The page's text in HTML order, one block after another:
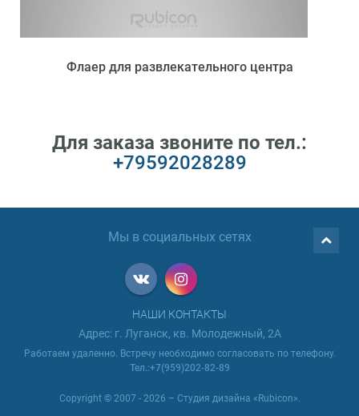
Флаер для развлекательного центра
Для заказа звоните по тел.:
+79592028289
Мы в социальных сетях
НАШИ КОНТАКТЫ
Адрес: г. Луганск, кв. Молодежный, 2А
Работаем удаленно. Встречу необходимо согласовать по телефону.
Тел.:+7(959)202-82-89
Copyright © 2007 - 2026 – Студия дизайна «Rubicon».